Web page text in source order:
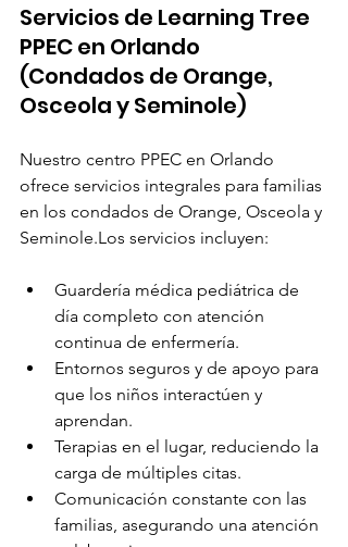
Servicios de Learning Tree
PPEC en Orlando
(Condados de Orange,
Osceola y Seminole)
Nuestro centro PPEC en Orlando
ofrece servicios integrales para familias
en los condados de Orange, Osceola y
Seminole.Los servicios incluyen:
Guardería médica pediátrica de
día completo con atención
continua de enfermería.
Entornos seguros y de apoyo para
que los niños interactúen y
aprendan.
Terapias en el lugar, reduciendo la
carga de múltiples citas.
Comunicación constante con las
familias, asegurando una atención